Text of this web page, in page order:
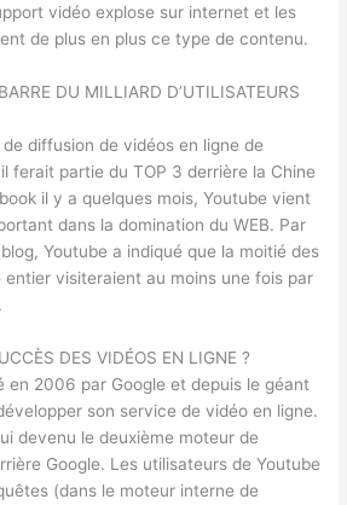
vidéo explose sur internet et les
de plus en plus ce type de contenu.
DU MILLIARD D’UTILISATEURS
diffusion de vidéos en ligne de
ferait partie du TOP 3 derrière la Chine
il y a quelques mois, Youtube vient
dans la domination du WEB. Par
Youtube a indiqué que la moitié des
visiteraient au moins une fois par
DES VIDÉOS EN LIGNE ?
en 2006 par Google et depuis le géant
son service de vidéo en ligne.
devenu le deuxième moteur de
Google. Les utilisateurs de Youtube
(dans le moteur interne de